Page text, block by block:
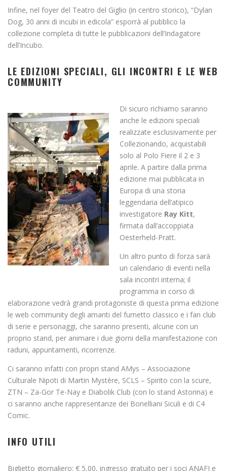
Infine, nel foyer del Teatro del Giglio (in centro storico), “Dylan
Dog, 30 anni di incubi in edicola” esporrà al pubblico la
collezione completa di tutte le pubblicazioni dell’Indagatore
dell’Incubo.
LE EDIZIONI SPECIALI, GLI INCONTRI E LE WEB
COMMUNITY
Di sicuro richiamo saranno
anche le edizioni speciali
realizzate esclusivamente per
Collezionando, acquistabili
solo al Polo Fiere il 2 e 3
aprile. A partire dalla prima
edizione mai pubblicata in
Europa di una storia
leggendaria dell’atipico
investigatore Ray Kitt,
firmata dall’accoppiata
Oesterheld-Pratt.
Un altro punto di forza sarà
un calendario di eventi nella
sala incontri interna; il
programma in corso di
elaborazione vedrà grandi protagoniste di questa prima edizione
le web community degli amanti del fumetto classico e i fan club
di serie e personaggi, che saranno presenti, alcune con un
proprio stand, per animare i due giorni della manifestazione con
raduni, appuntamenti, ricorrenze.
Ci saranno infatti con propri stand AMys – Associazione
Culturale Nipoti di Martin Mystère, SCLS – Spirito con la scure,
ZTN – Za-Gor Te-Nay e Diabolik Club (con lo stand Astorina) e
ci saranno anche rappresentanze dei Bonelliani Siculi e di C4
Comic.
INFO UTILI
Biglietto giornaliero: € 5,00, ingresso gratuito per i soci ANAFI e